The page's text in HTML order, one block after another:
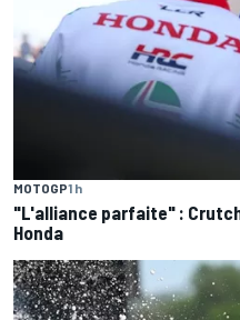
MOTOGP1 h
"L'alliance parfaite" :
Honda